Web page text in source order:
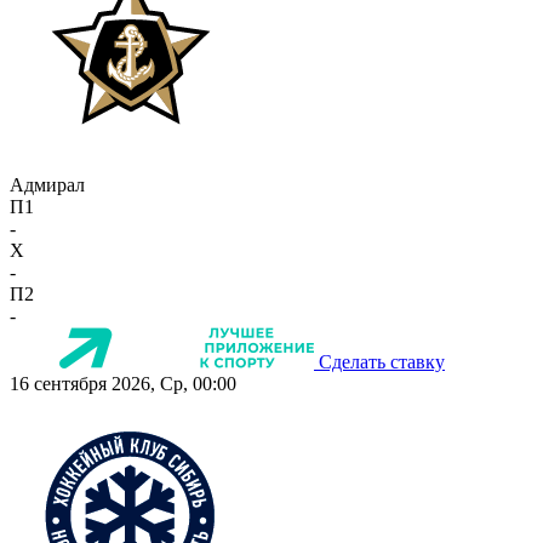
Адмирал
П1
-
X
-
П2
-
Сделать ставку
16 сентября 2026, Ср, 00:00